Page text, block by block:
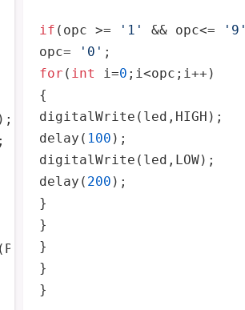
de la distancia
(PIRPin);
if (opc >= '1' && opc<= '9'
opc=
'0'
for ( int i=0 ;i<opc;i++)
digitalWrite
delay ( 100
digitalWrite
delay ( 200 );
}
}
}
}
}